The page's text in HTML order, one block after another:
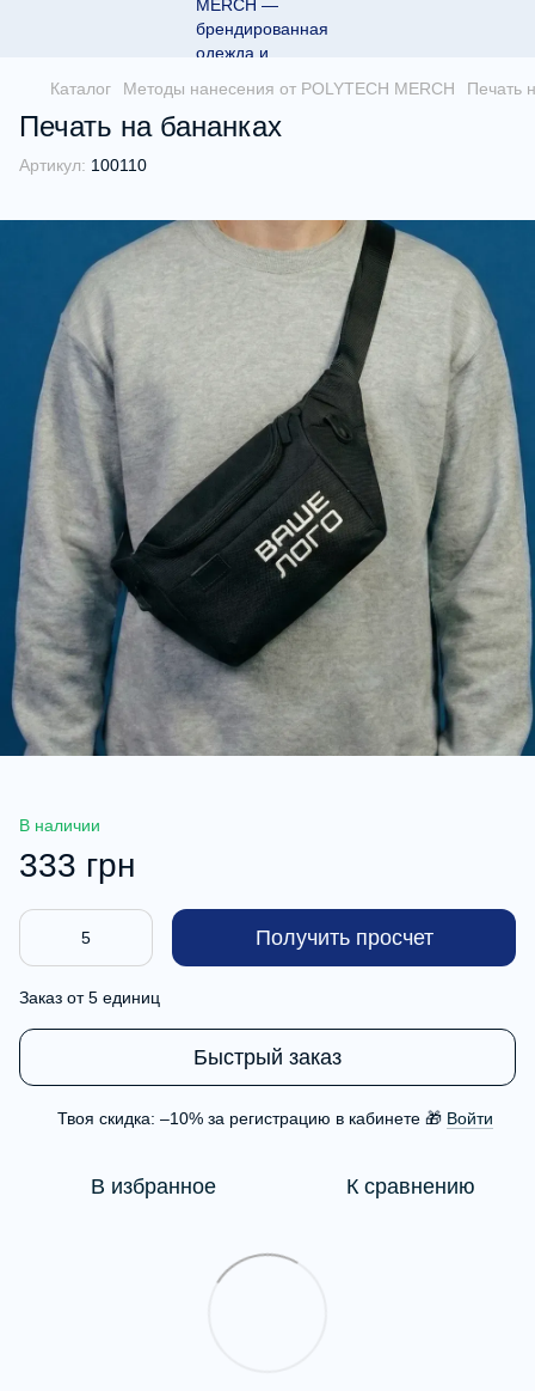
Каталог Методы нанесения от POLYTECH MERCH Печать
Печать на бананках
Артикул: 100110
В наличии
333 грн
Получить просчет
Заказ от 5 единиц
Быстрый заказ
Твоя скидка: –10% за регистрацию в кабинете 🎁 Войти
В избранное К сравнению